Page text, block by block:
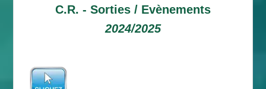
C.R. - Sorties / Evènements
2024/2025